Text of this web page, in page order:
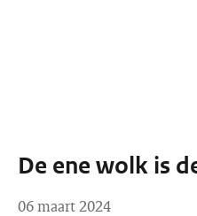
De ene wolk is
06 maart 2024